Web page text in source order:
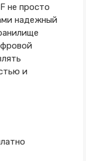
не просто
надежный
и